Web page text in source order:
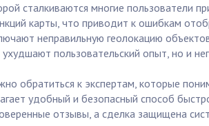
сталкиваются многие пользователи
карты, что приводит к ошибкам
неправильную геолокацию
пользовательский опыт, но и
обратиться к экспертам, которые
удобный и безопасный способ
отзывы, а сделка защищена